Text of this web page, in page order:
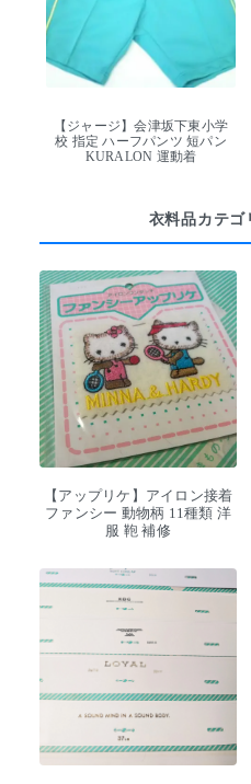
【ジャージ】会津坂下東小学
校 指定 ハーフパンツ 短パン
KURALON 運動着
衣料品カテゴ
【アップリケ】アイロン接着
ファンシー 動物柄 11種類 洋
服 鞄 補修